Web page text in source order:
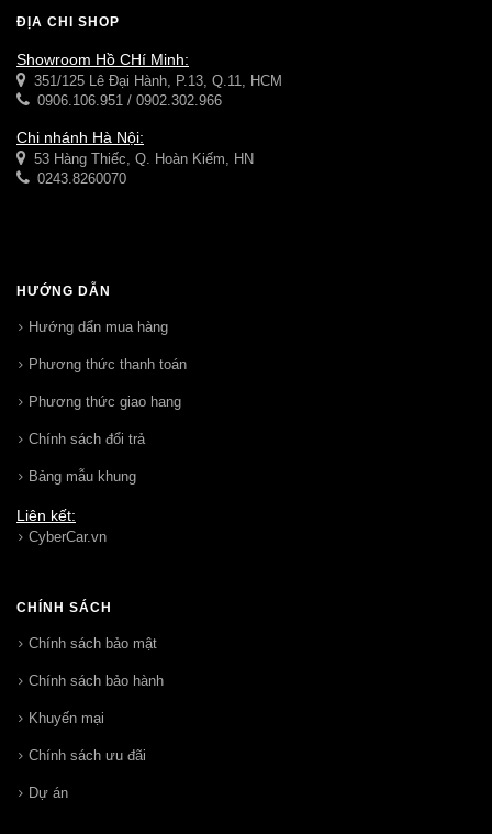
ĐỊA CHỈ SHOP
Showroom Hồ CHí Minh:
351/125 Lê Đại Hành, P.13, Q.11, HCM
0906.106.951 / 0902.302.966
Chi nhánh Hà Nội:
53 Hàng Thiếc, Q. Hoàn Kiếm, HN
0243.8260070
HƯỚNG DẪN
Hướng dẩn mua hàng
Phương thức thanh toán
Phương thức giao hang
Chính sách đổi trả
Bảng mẫu khung
Liên kết:
CyberCar.vn
CHÍNH SÁCH
Chính sách bảo mật
Chính sách bảo hành
Khuyến mại
Chính sách ưu đãi
Dự án